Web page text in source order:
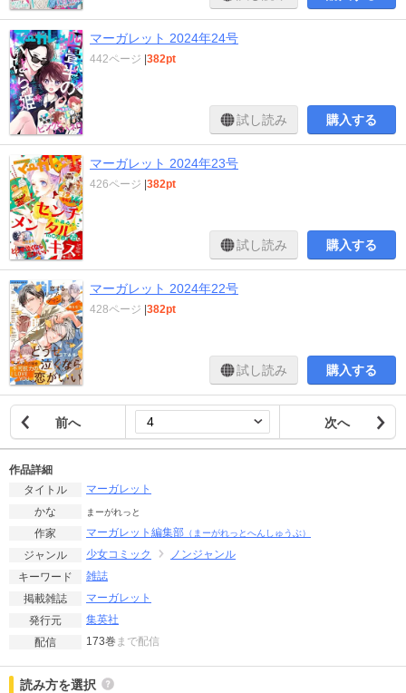
マーガレット 2024年24号
442ページ |382pt
試し読み 購入する
マーガレット 2024年23号
426ページ |382pt
試し読み 購入する
マーガレット 2024年22号
428ページ |382pt
試し読み 購入する
前へ 次へ
作品詳細
タイトル
マーガレット
かな
まーがれっと
作家 マーガレット編集部 （まーがれっとへんしゅうぶ）
ジャンル 少女コミック
ノンジャンル
キーワード
雑誌
掲載雑誌
マーガレット
発行元
集英社
配信
173巻 まで配信
読み方を選択